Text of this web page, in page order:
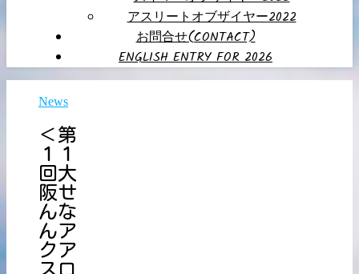
アスリートオブザイヤー2022
お問合せ(CONTACT)
ENGLISH ENTRY FOR 2026
News
＜第
１１
回大
阪せ
んな
んア
クア
スロ